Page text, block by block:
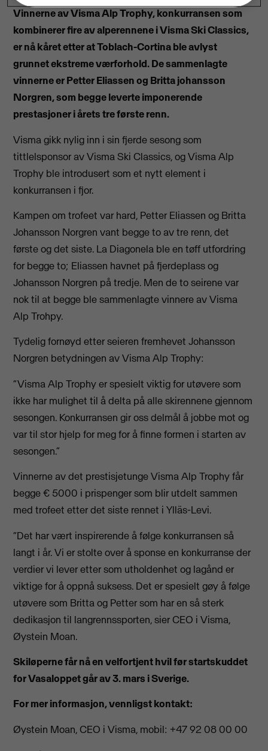
Vinnerne av Visma Alp Trophy, konkurransen som
kombinerer fire av alperennene i Visma Ski Classics,
er nå kåret etter at Toblach-Cortina ble avlyst
grunnet ekstreme værforhold. De sammenlagte
vinnerne er Petter Eliassen og Britta johansson
Norgren, som begge leverte imponerende
prestasjoner i årets tre første renn.
Visma gikk nylig inn i sin fjerde sesong som
tittlelsponsor av Visma Ski Classics, og Visma Alp
Trophy ble introdusert som et nytt element i
konkurransen i fjor.
Kampen om trofeet var hard, Petter Eliassen og Britta
Johansson Norgren vant begge to av tre renn, det
første og det siste. La Diagonela ble en tøff utfordring
for begge to; Eliassen havnet på fjerdeplass og
Johansson Norgren på tredje. Men de to seirene var
nok til at begge ble sammenlagte vinnere av Visma
Alp Trohpy.
Tydelig fornøyd etter seieren fremhevet Johansson
Norgren betydningen av Visma Alp Trophy:
“Visma Alp Trophy er spesielt viktig for utøvere som
ikke har mulighet til å delta på alle skirennene gjennom
sesongen. Konkurransen gir oss delmål å jobbe mot og
var til stor hjelp for meg for å finne formen i starten av
sesongen.”
Vinnerne av det prestisjetunge Visma Alp Trophy får
begge € 5000 i prispenger som blir utdelt sammen
med trofeet etter det siste rennet i Ylläs-Levi.
“Det har vært inspirerende å følge konkurransen så
langt i år. Vi er stolte over å sponse en konkurranse der
verdier vi lever etter som utholdenhet og lagånd er
viktige for å oppnå suksess. Det er spesielt gøy å følge
utøvere som Britta og Petter som har en så sterk
dedikasjon til langrennssporten, sier CEO i Visma,
Øystein Moan.
Skiløperne får nå en velfortjent hvil før startskuddet
for Vasaloppet går av 3. mars i Sverige.
For mer informasjon, vennligst kontakt:
Øystein Moan, CEO i Visma, mobil: +47 92 08 00 00